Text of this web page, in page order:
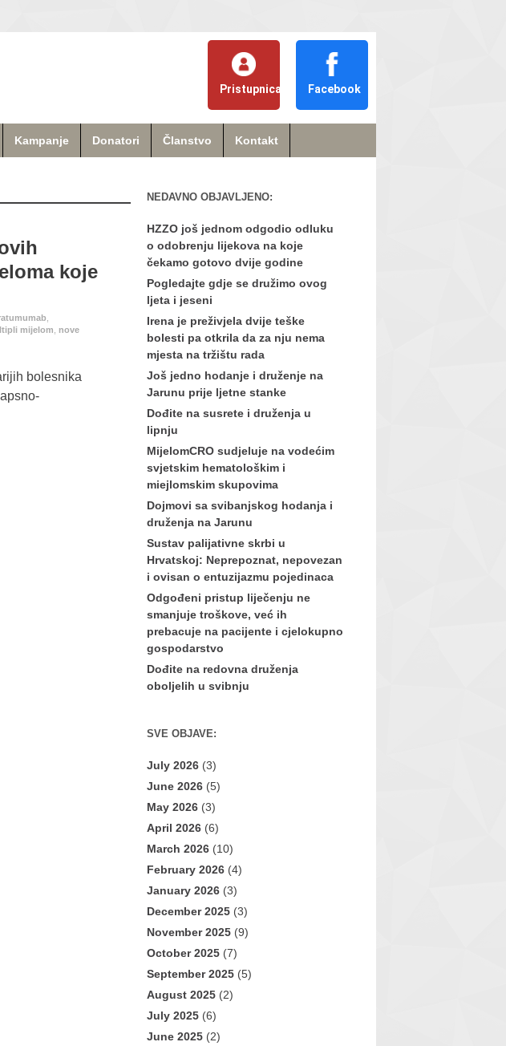
Pristupnica Facebook
Kampanje Donatori Članstvo Kontakt
koje
mijelom
nove
bolesnika
NEDAVNO OBJAVLJENO:
HZZO još jednom odgodio odluku
o odobrenju lijekova na koje
čekamo gotovo dvije godine
Pogledajte gdje se družimo ovog
ljeta i jeseni
Irena je preživjela dvije teške
bolesti pa otkrila da za nju nema
mjesta na tržištu rada
Još jedno hodanje i druženje na
Jarunu prije ljetne stanke
Dođite na susrete i druženja u
lipnju
MijelomCRO sudjeluje na vodećim
svjetskim hematološkim i
miejlomskim skupovima
Dojmovi sa svibanjskog hodanja i
druženja na Jarunu
Sustav palijativne skrbi u
Hrvatskoj: Neprepoznat, nepovezan
i ovisan o entuzijazmu pojedinaca
Odgođeni pristup liječenju ne
smanjuje troškove, već ih
prebacuje na pacijente i cjelokupno
gospodarstvo
Dođite na redovna druženja
oboljelih u svibnju
SVE OBJAVE:
July 2026 (3)
June 2026 (5)
May 2026 (3)
April 2026 (6)
March 2026 (10)
February 2026 (4)
January 2026 (3)
December 2025 (3)
November 2025 (9)
October 2025 (7)
September 2025 (5)
August 2025 (2)
July 2025 (6)
June 2025 (2)